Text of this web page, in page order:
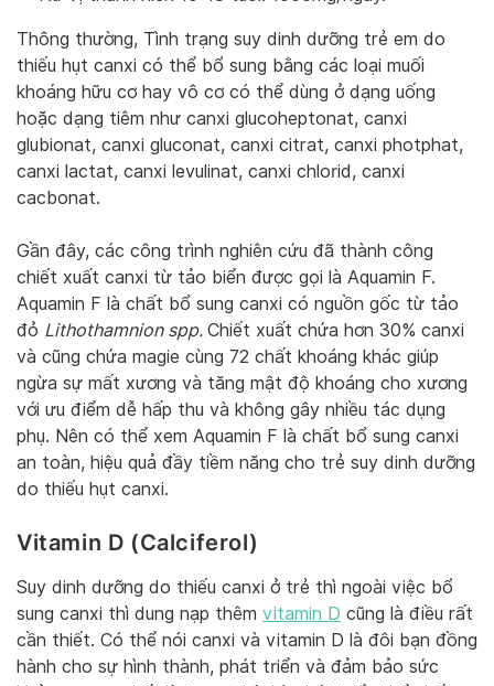
Thông thường, Tình trạng suy dinh dưỡng trẻ em do
thiếu hụt canxi có thể bổ sung bằng các loại muối
khoáng hữu cơ hay vô cơ có thể dùng ở dạng uống
hoặc dạng tiêm như canxi glucoheptonat, canxi
glubionat, canxi gluconat, canxi citrat, canxi photphat,
canxi lactat, canxi levulinat, canxi chlorid, canxi
cacbonat.
Gần đây, các công trình nghiên cứu đã thành công
chiết xuất canxi từ tảo biển được gọi là Aquamin F.
Aquamin F là chất bổ sung canxi có nguồn gốc từ tảo
đỏ Lithothamnion spp. Chiết xuất chứa hơn 30% canxi
và cũng chứa magie cùng 72 chất khoáng khác giúp
ngừa sự mất xương và tăng mật độ khoáng cho xương
với ưu điểm dễ hấp thu và không gây nhiều tác dụng
phụ. Nên có thể xem Aquamin F là chất bổ sung canxi
an toàn, hiệu quả đầy tiềm năng cho trẻ suy dinh dưỡng
do thiếu hụt canxi.
Vitamin D (Calciferol)
Suy dinh dưỡng do thiếu canxi ở trẻ thì ngoài việc bổ
sung canxi thì dung nạp thêm vitamin D cũng là điều rất
cần thiết. Có thể nói canxi và vitamin D là đôi bạn đồng
hành cho sự hình thành, phát triển và đảm bảo sức